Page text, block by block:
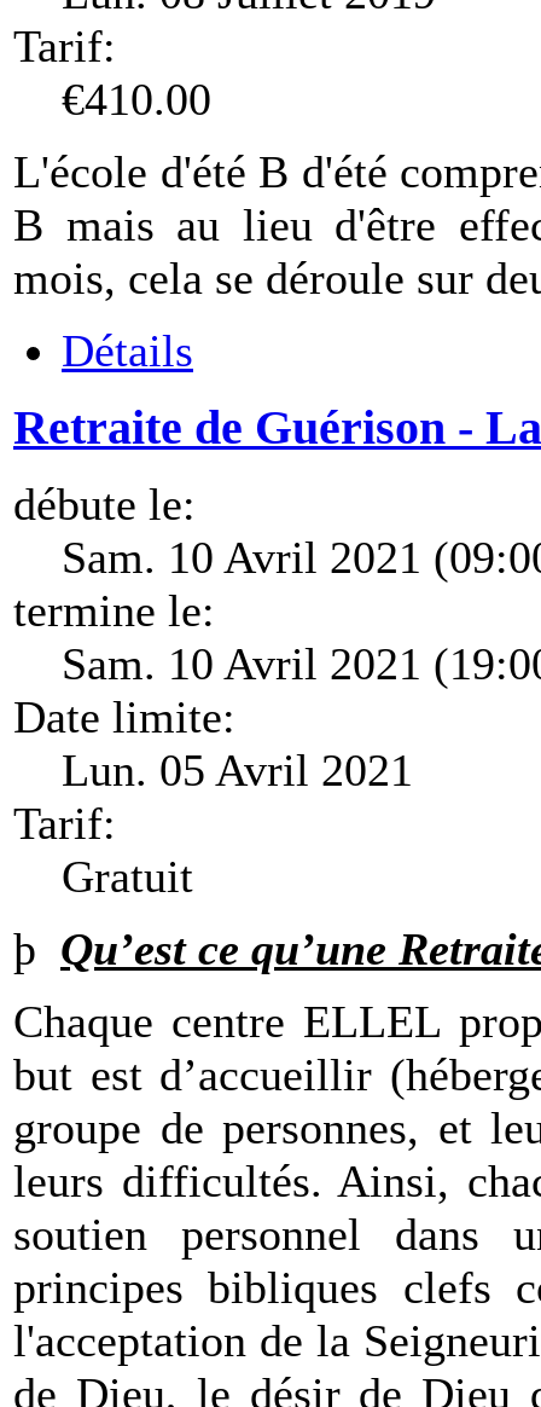
Tarif:
€410.00
L'école d'été B d'été
B mais au lieu d'être
mois, cela se déroule sur
Détails
Retraite de Guérison -
débute le:
Sam. 10 Avril 2021
termine le:
Sam. 10 Avril 2021
Date limite:
Lun. 05 Avril 2021
Tarif:
Gratuit
þ Qu’est ce qu’une
Chaque centre ELLEL
but est d’accueillir
groupe de personnes, et
leurs difficultés. Ainsi,
soutien personnel dans
principes bibliques clefs
l'acceptation de la
de Dieu, le désir de Dieu